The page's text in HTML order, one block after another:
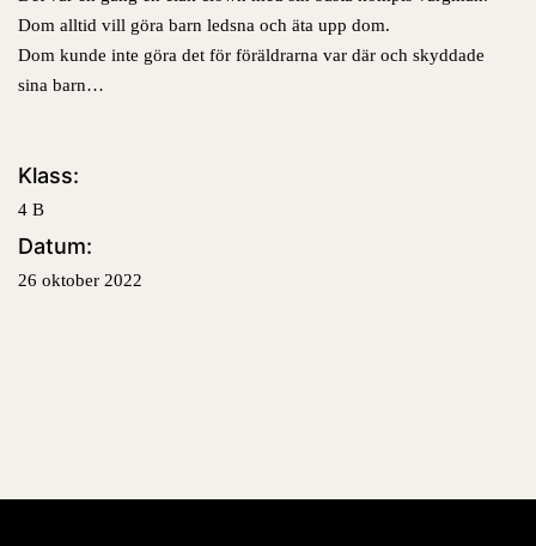
Dom alltid vill göra barn ledsna och äta upp dom.
Dom kunde inte göra det för föräldrarna var där och skyddade
sina barn…
Klass:
4 B
Datum:
26 oktober 2022